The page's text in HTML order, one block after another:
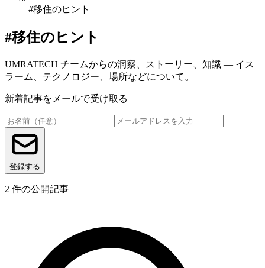
#移住のヒント
#移住のヒント
UMRATECH チームからの洞察、ストーリー、知識 — イス
ラーム、テクノロジー、場所などについて。
新着記事をメールで受け取る
登録する
2 件の公開記事